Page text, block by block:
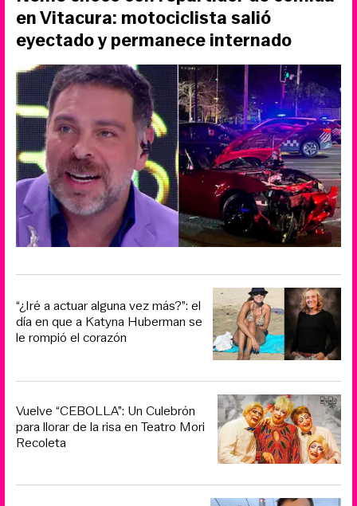
en Vitacura: motociclista salió
eyectado y permanece internado
“¿Iré a actuar alguna vez más?”: el
día en que a Katyna Huberman se
le rompió el corazón
Vuelve “CEBOLLA”: Un Culebrón
para llorar de la risa en Teatro Mori
Recoleta